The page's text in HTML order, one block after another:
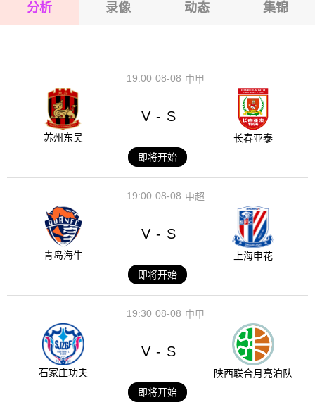
分析 录像 动态 集锦
08-08
19:00 中甲
苏州东吴
V - S
长春亚泰
即将开始
08-08
19:00 中超
青岛海牛
V - S
上海申花
即将开始
08-08
19:30 中甲
石家庄功夫
V - S
陕西联合月亮泊队
即将开始